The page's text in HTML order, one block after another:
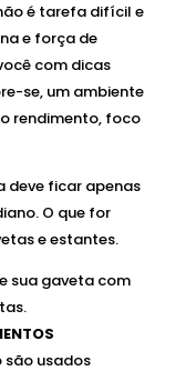
é tarefa difícil e
e força de
com dicas
se, um ambiente
rendimento, foco
deve ficar apenas
O que for
e estantes.
sua gaveta com
são usados